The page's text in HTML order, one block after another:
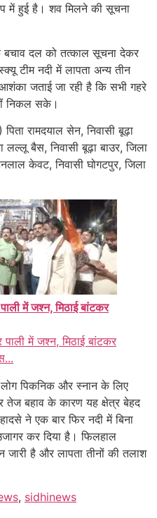
में हुई है। शव मिलने की सूचना
बचाव दल को तत्काल सूचना देकर
टीम नदी में लापता अन्य तीन
जताई जा रही है कि सभी गहरे
निकल सके।
रामदयाल सेन, निवासी बूढ़ा
बैस, निवासी बूढ़ा बाउर, जिला
केवट, निवासी घोगटपुर, जिला
में जश्न, मिठाई बांटकर
में जश्न, मिठाई बांटकर
पिकनिक और स्नान के लिए
बहाव के कारण यह क्षेत्र बेहद
ने एक बार फिर नदी में बिना
कर दिया है। फिलहाल
जारी है और लापता तीनों की तलाश
, sidhinews